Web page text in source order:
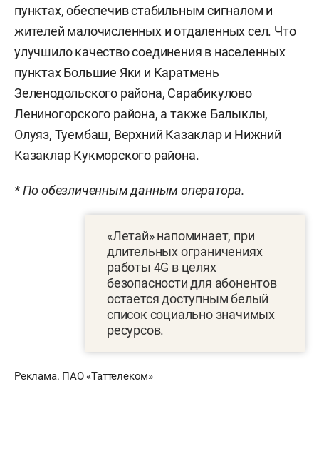
пунктах, обеспечив стабильным сигналом и
жителей малочисленных и отдаленных сел. Что
улучшило качество соединения в населенных
пунктах Большие Яки и Каратмень
Зеленодольского района, Сарабикулово
Лениногорского района, а также Балыклы,
Олуяз, Туембаш, Верхний Казаклар и Нижний
Казаклар Кукморского района.
* По обезличенным данным оператора.
«Летай» напоминает, при
длительных ограничениях
работы 4G в целях
безопасности для абонентов
остается доступным белый
список социально значимых
ресурсов.
Реклама. ПАО «Таттелеком»